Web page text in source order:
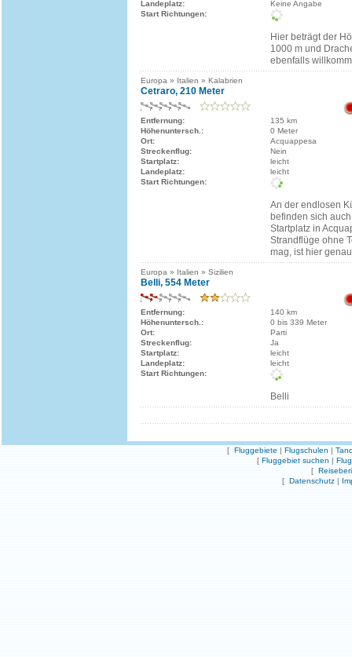
Landeplatz:
Keine Angabe
Start Richtungen:
Hier beträgt der
1000 m und
ebenfalls
Europa » Italien » Kalabrien
Cetraro, 210 Meter
Entfernung:
135 km
Höhenuntersch.:
0 Meter
Ort:
Acquappesa
Streckenflug:
Nein
Startplatz:
leicht
Landeplatz:
leicht
Start Richtungen:
An der endlosen
befinden sich
Startplatz in
Strandflüge ohne
mag, ist hier
Europa » Italien » Sizilien
Belli, 554 Meter
Entfernung:
140 km
Höhenuntersch.:
0 bis 339 Meter
Ort:
Parti
Streckenflug:
Ja
Startplatz:
leicht
Landeplatz:
leicht
Start Richtungen:
Belli
[ Fluggebiete | Flugschulen |
[ Fluggebiet suchen |
[
[ Datenschutz |